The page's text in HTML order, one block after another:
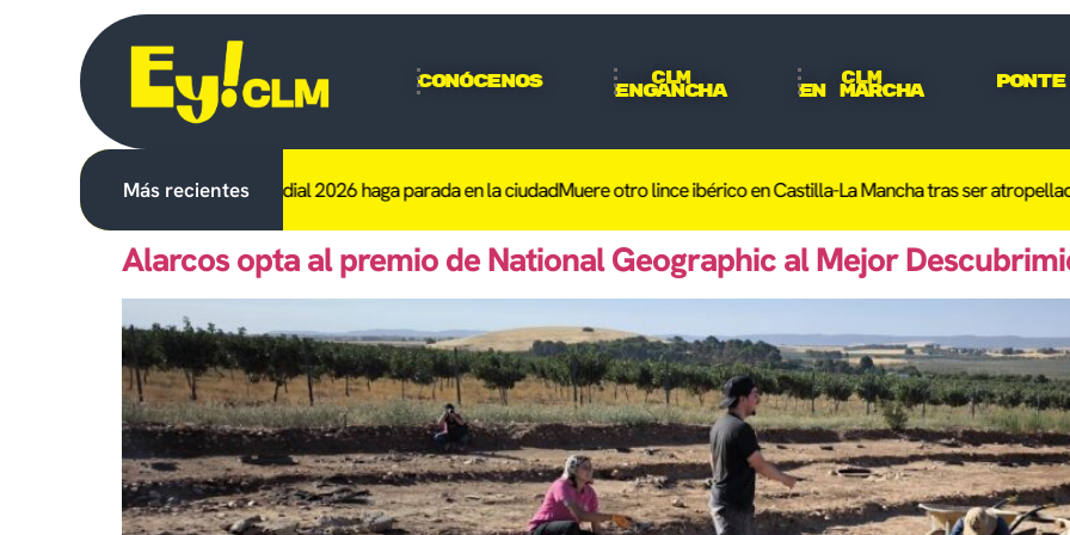
Conócenos CLM
Engancha
CLM
En Marcha
Más recientes
trofeo del Mundial 2026 haga parada en la ciudadMuere otro lince ibérico en Castilla-La Mancha tras ser atropellado en Toledo días
Alarcos opta al premio de National Geographic al Mejor